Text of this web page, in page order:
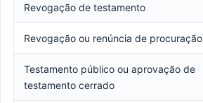
Revogação de testamento
Revogação ou renúncia de procuração
Testamento público ou aprovação de
testamento cerrado